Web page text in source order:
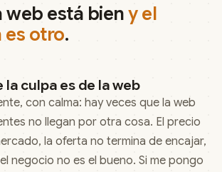
web está bieny el
es otro.
la culpa es de la web
con calma: hay veces que la web
no llegan por otra cosa. El precio
la oferta no termina de encajar,
negocio no es el bueno. Si me pongo